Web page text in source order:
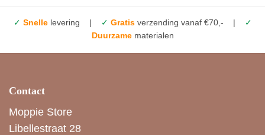
✓ Snellelevering | ✓ Gratisverzending vanaf €70,- |
✓
Duurzamematerialen
Contact
Moppie Store
Libellestraat 28